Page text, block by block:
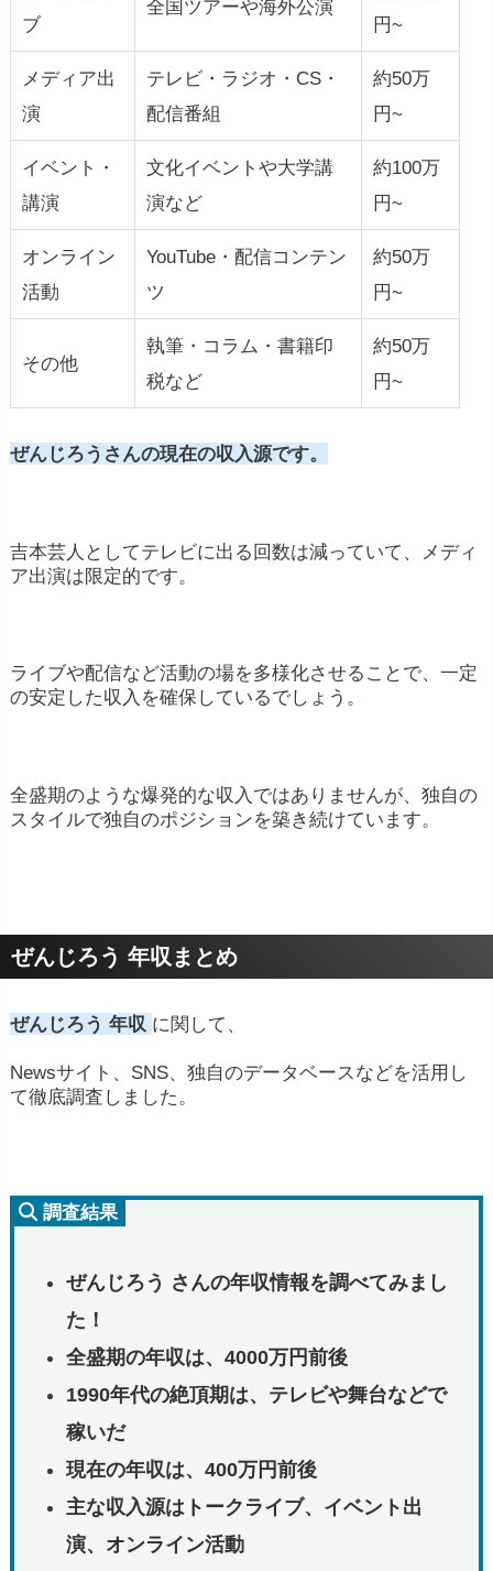
ブ
全国ツアーや海外公演
円~
メディア出
演
テレビ・ラジオ・CS・
配信番組
約50万
円~
イベント・
講演
文化イベントや大学講
演など
約100万
円~
オンライン
活動
YouTube・配信コンテン
ツ
約50万
円~
その他
執筆・コラム・書籍印
税など
約50万
円~
ぜんじろうさんの現在の収入源です。
吉本芸人としてテレビに出る回数は減っていて、メディ
ア出演は限定的です。
ライブや配信など活動の場を多様化させることで、一定
の安定した収入を確保しているでしょう。
全盛期のような爆発的な収入ではありませんが、独自の
スタイルで独自のポジションを築き続けています。
ぜんじろう 年収まとめ
ぜんじろう 年収 に関して、
Newsサイト、SNS、独自のデータベースなどを活用し
て徹底調査しました。
調査結果
ぜんじろう さんの年収情報を調べてみまし
た！
全盛期の年収は、4000万円前後
1990年代の絶頂期は、テレビや舞台などで
稼いだ
現在の年収は、400万円前後
主な収入源はトークライブ、イベント出
演、オンライン活動